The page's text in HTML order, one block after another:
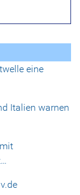
eine
Italien warnen